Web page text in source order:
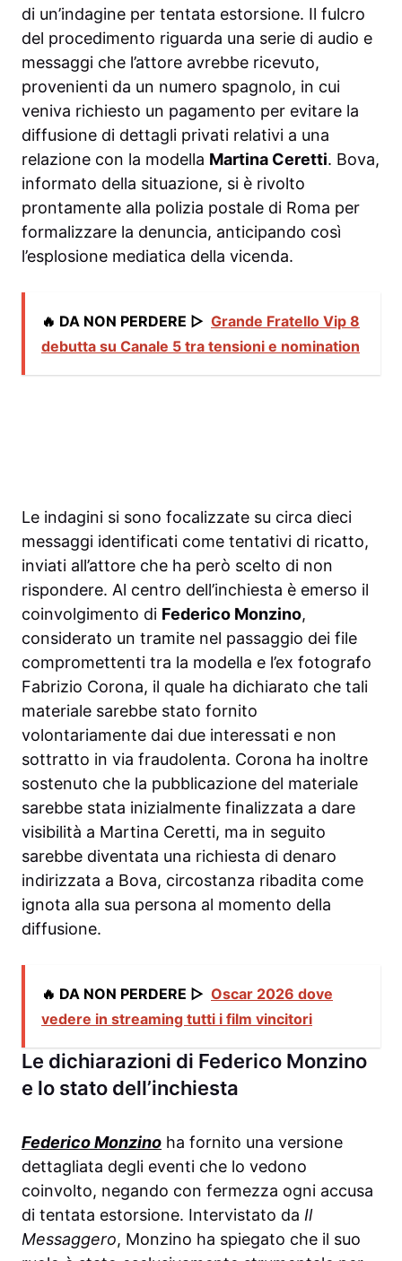
di un’indagine per tentata estorsione. Il fulcro
del procedimento riguarda una serie di audio e
messaggi che l’attore avrebbe ricevuto,
provenienti da un numero spagnolo, in cui
veniva richiesto un pagamento per evitare la
diffusione di dettagli privati relativi a una
relazione con la modella Martina Ceretti. Bova,
informato della situazione, si è rivolto
prontamente alla polizia postale di Roma per
formalizzare la denuncia, anticipando così
l’esplosione mediatica della vicenda.
🔥 DA NON PERDERE ▷ Grande Fratello Vip 8
debutta su Canale 5 tra tensioni e nomination
Le indagini si sono focalizzate su circa dieci
messaggi identificati come tentativi di ricatto,
inviati all’attore che ha però scelto di non
rispondere. Al centro dell’inchiesta è emerso il
coinvolgimento di Federico Monzino,
considerato un tramite nel passaggio dei file
compromettenti tra la modella e l’ex fotografo
Fabrizio Corona, il quale ha dichiarato che tali
materiale sarebbe stato fornito
volontariamente dai due interessati e non
sottratto in via fraudolenta. Corona ha inoltre
sostenuto che la pubblicazione del materiale
sarebbe stata inizialmente finalizzata a dare
visibilità a Martina Ceretti, ma in seguito
sarebbe diventata una richiesta di denaro
indirizzata a Bova, circostanza ribadita come
ignota alla sua persona al momento della
diffusione.
🔥 DA NON PERDERE ▷ Oscar 2026 dove
vedere in streaming tutti i film vincitori
Le dichiarazioni di Federico Monzino
e lo stato dell’inchiesta
Federico Monzino ha fornito una versione
dettagliata degli eventi che lo vedono
coinvolto, negando con fermezza ogni accusa
di tentata estorsione. Intervistato da Il
Messaggero, Monzino ha spiegato che il suo